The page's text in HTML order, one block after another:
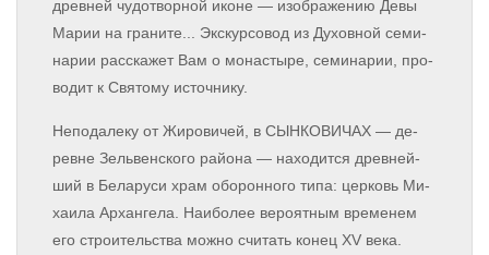
древней чу­до­твор­ной ико­не — изображению Де­вы
Ма­рии на граните... Экс­кур­со­вод из Духовной се­ми­
на­рии рас­ска­жет Вам о мо­на­сты­ре, се­ми­на­рии, про­
во­дит к Свя­то­му ис­точ­ни­ку.
Не­по­да­ле­ку от Жи­ро­ви­чей, в СЫНКОВИЧАХ — де­
рев­не Зель­вен­ско­го рай­о­на — на­хо­дит­ся древ­ней­
ший в Бе­ла­ру­си храм обо­рон­но­го ти­па: цер­ковь Ми­
ха­и­ла Ар­хан­ге­ла. Наиболее ве­ро­ят­ным вре­ме­нем
его стро­и­тель­ства мож­но счи­тать конец XV ве­ка.